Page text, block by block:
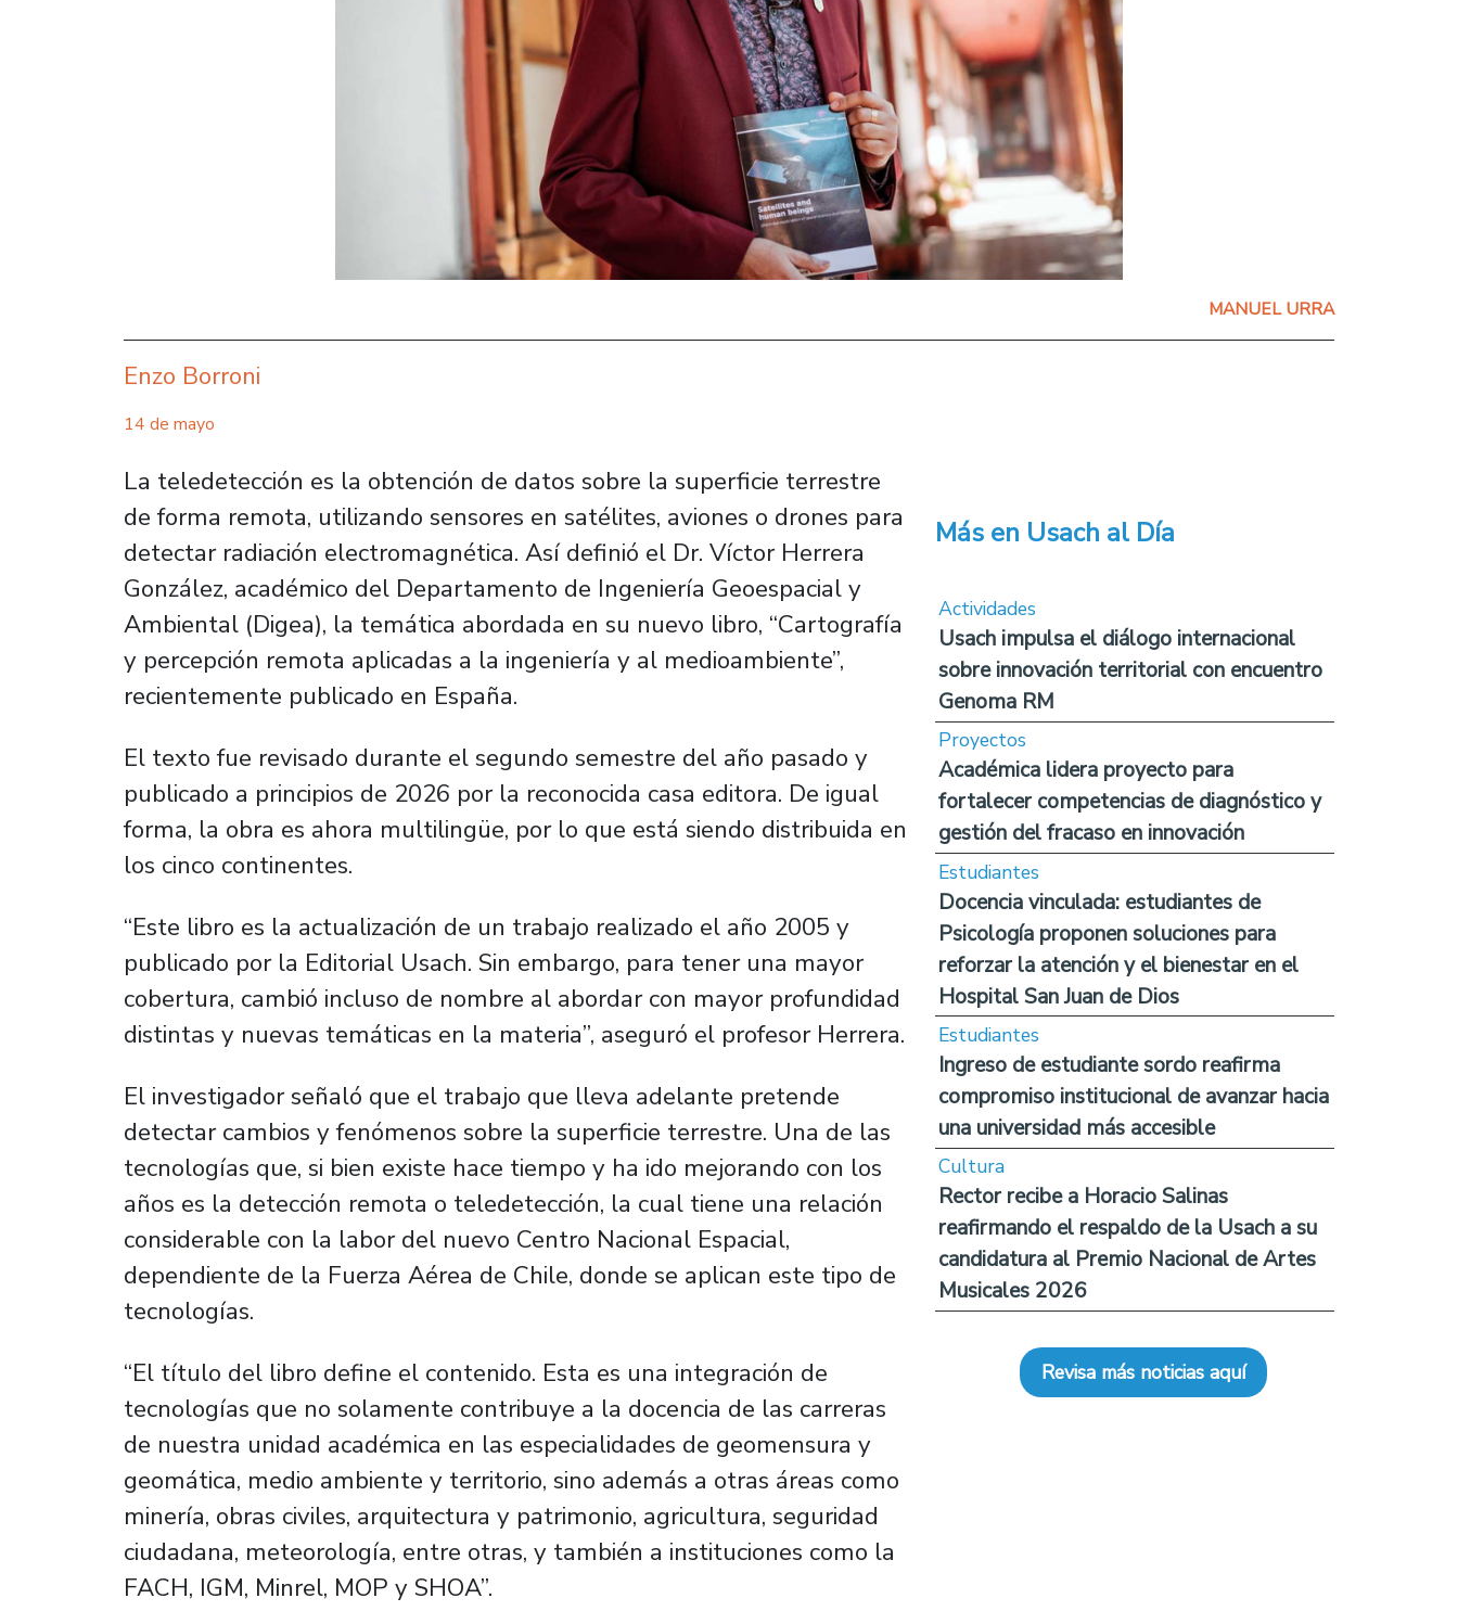
MANUEL URRA
Enzo Borroni
14 de mayo
La teledetección es la obtención de datos sobre la superficie terrestre
de forma remota, utilizando sensores en satélites, aviones o drones para
detectar radiación electromagnética. Así definió el Dr. Víctor Herrera
González, académico del Departamento de Ingeniería Geoespacial y
Ambiental (Digea), la temática abordada en su nuevo libro, “Cartografía
y percepción remota aplicadas a la ingeniería y al medioambiente”,
recientemente publicado en España.
El texto fue revisado durante el segundo semestre del año pasado y
publicado a principios de 2026 por la reconocida casa editora. De igual
forma, la obra es ahora multilingüe, por lo que está siendo distribuida en
los cinco continentes.
“Este libro es la actualización de un trabajo realizado el año 2005 y
publicado por la Editorial Usach. Sin embargo, para tener una mayor
cobertura, cambió incluso de nombre al abordar con mayor profundidad
distintas y nuevas temáticas en la materia”, aseguró el profesor Herrera.
El investigador señaló que el trabajo que lleva adelante pretende
detectar cambios y fenómenos sobre la superficie terrestre. Una de las
tecnologías que, si bien existe hace tiempo y ha ido mejorando con los
años es la detección remota o teledetección, la cual tiene una relación
considerable con la labor del nuevo Centro Nacional Espacial,
dependiente de la Fuerza Aérea de Chile, donde se aplican este tipo de
tecnologías.
“El título del libro define el contenido. Esta es una integración de
tecnologías que no solamente contribuye a la docencia de las carreras
de nuestra unidad académica en las especialidades de geomensura y
geomática, medio ambiente y territorio, sino además a otras áreas como
minería, obras civiles, arquitectura y patrimonio, agricultura, seguridad
ciudadana, meteorología, entre otras, y también a instituciones como la
FACH, IGM, Minrel, MOP y SHOA”.
Más en Usach al Día
Actividades
Usach impulsa el diálogo internacional
sobre innovación territorial con encuentro
Genoma RM
Proyectos
Académica lidera proyecto para
fortalecer competencias de diagnóstico y
gestión del fracaso en innovación
Estudiantes
Docencia vinculada: estudiantes de
Psicología proponen soluciones para
reforzar la atención y el bienestar en el
Hospital San Juan de Dios
Estudiantes
Ingreso de estudiante sordo reafirma
compromiso institucional de avanzar hacia
una universidad más accesible
Cultura
Rector recibe a Horacio Salinas
reafirmando el respaldo de la Usach a su
candidatura al Premio Nacional de Artes
Musicales 2026
Revisa más noticias aquí